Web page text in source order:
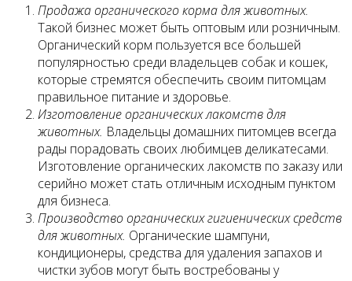
Продажа органического корма для животных.
Такой бизнес может быть оптовым или розничным.
Органический корм пользуется все большей
популярностью среди владельцев собак и кошек,
которые стремятся обеспечить своим питомцам
правильное питание и здоровье.
Изготовление органических лакомств для
животных. Владельцы домашних питомцев всегда
рады порадовать своих любимцев деликатесами.
Изготовление органических лакомств по заказу или
серийно может стать отличным исходным пунктом
для бизнеса.
Производство органических гигиенических средств
для животных. Органические шампуни,
кондиционеры, средства для удаления запахов и
чистки зубов могут быть востребованы у